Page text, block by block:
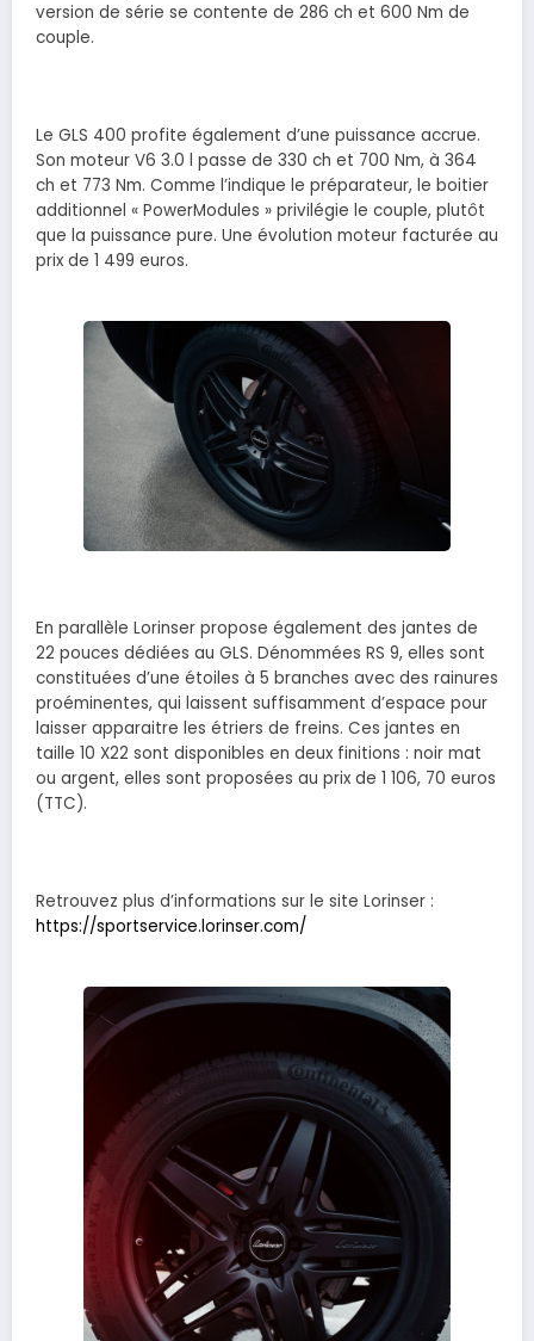
version de série se contente de 286 ch et 600 Nm de
couple.
Le GLS 400 profite également d’une puissance accrue.
Son moteur V6 3.0 l passe de 330 ch et 700 Nm, à 364
ch et 773 Nm. Comme l’indique le préparateur, le boitier
additionnel « PowerModules » privilégie le couple, plutôt
que la puissance pure. Une évolution moteur facturée au
prix de 1 499 euros.
En parallèle Lorinser propose également des jantes de
22 pouces dédiées au GLS. Dénommées RS 9, elles sont
constituées d’une étoiles à 5 branches avec des rainures
proéminentes, qui laissent suffisamment d’espace pour
laisser apparaitre les étriers de freins. Ces jantes en
taille 10 X22 sont disponibles en deux finitions : noir mat
ou argent, elles sont proposées au prix de 1 106, 70 euros
(TTC).
Retrouvez plus d’informations sur le site Lorinser :
https://sportservice.lorinser.com/